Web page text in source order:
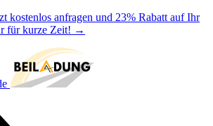
kostenlos anfragen und 23% Rabatt auf Ihr
für kurze Zeit! →